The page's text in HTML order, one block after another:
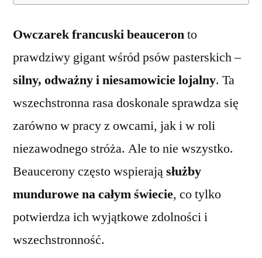
Owczarek francuski beauceronto
prawdziwy gigant wśród psów pasterskich –
silny, odważny i niesamowicie lojalny. Ta
wszechstronna rasa doskonale sprawdza się
zarówno w pracy z owcami, jak i w roli
niezawodnego stróża. Ale to nie wszystko.
Beaucerony często wspierająsłużby
mundurowe na całym świecie, co tylko
potwierdza ich wyjątkowe zdolności i
wszechstronność.